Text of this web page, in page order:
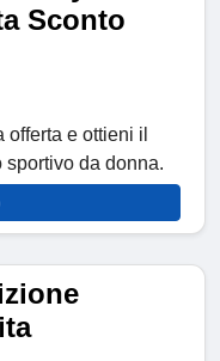
Sconto
e ottieni il
da donna.